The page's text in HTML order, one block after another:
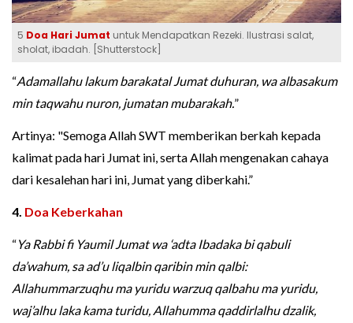
5 Doa Hari Jumat untuk Mendapatkan Rezeki. Ilustrasi salat,
sholat, ibadah. [Shutterstock]
“Adamallahu lakum barakatal Jumat duhuran, wa albasakum
min taqwahu nuron, jumatan mubarakah.”
Artinya: "Semoga Allah SWT memberikan berkah kepada
kalimat pada hari Jumat ini, serta Allah mengenakan cahaya
dari kesalehan hari ini, Jumat yang diberkahi.”
4. Doa Keberkahan
“Ya Rabbi fi Yaumil Jumat wa ‘adta Ibadaka bi qabuli
da’wahum, sa ad’u liqalbin qaribin min qalbi:
Allahummarzuqhu ma yuridu warzuq qalbahu ma yuridu,
waj’alhu laka kama turidu, Allahumma qaddirlalhu dzalik,